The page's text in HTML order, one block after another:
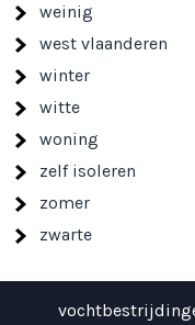
weinig
west vlaanderen
winter
witte
woning
zelf isoleren
zomer
zwarte